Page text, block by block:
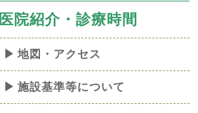
医院紹介・診療時間
地図・アクセス
施設基準等について